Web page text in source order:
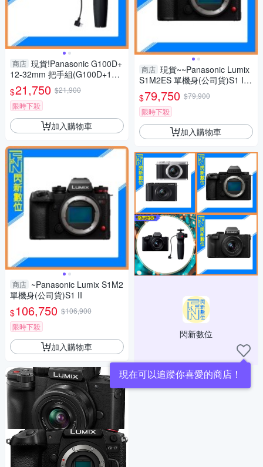
商店 現貨!Panasonic G100D+
12-32mm 把手組(G100D+123
2+SHGR2，公司貨)G100
$21,750 $21,900
限時下殺
加入購物車
商店 ~Panasonic Lumix S1M2
單機身(公司貨)S1 II
$106,750 $106,900
限時下殺
加入購物車
商店 現貨~~Panasonic Lumix
S1M2ES 單機身(公司貨)S1 II
ES
$79,750 $79,900
限時下殺
加入購物車
閃新數位
現在可以追蹤你喜愛的商店！